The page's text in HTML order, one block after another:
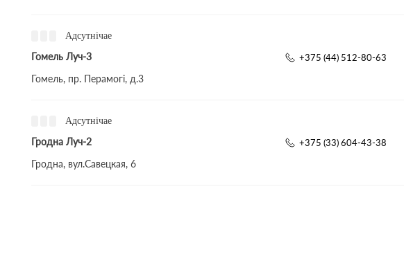
Адсутнічае
Гомель Луч-3 +375 (44) 512-80-63
Гомель, пр. Перамогі, д.3
Адсутнічае
Гродна Луч-2 +375 (33) 604-43-38
Гродна, вул.Савецкая, 6